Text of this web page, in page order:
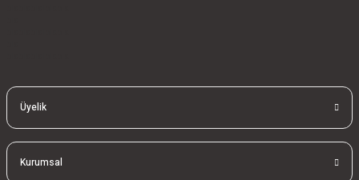
Üyelik
Kurumsal